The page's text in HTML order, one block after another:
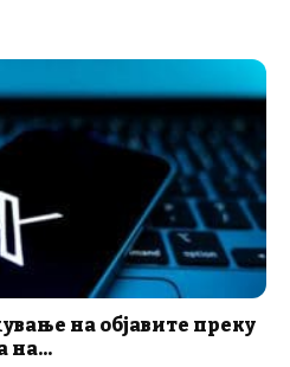
на објавите преку
на...